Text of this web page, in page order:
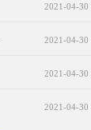
2021-04-30
2021-04-30
2021-04-30
2021-04-30